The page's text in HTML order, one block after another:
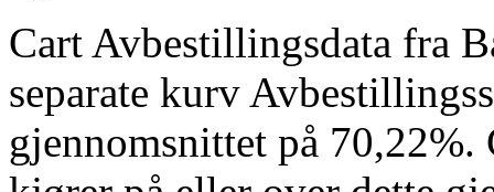
Cart Avbestillingsdata fra
separate kurv
gjennomsnittet på